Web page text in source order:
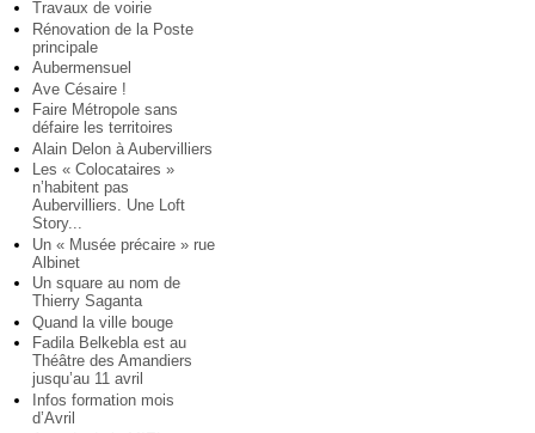
Travaux de voirie
Rénovation de la Poste
principale
Aubermensuel
Ave Césaire !
Faire Métropole sans
défaire les territoires
Alain Delon à Aubervilliers
Les « Colocataires »
n’habitent pas
Aubervilliers. Une Loft
Story...
Un « Musée précaire » rue
Albinet
Un square au nom de
Thierry Saganta
Quand la ville bouge
Fadila Belkebla est au
Théâtre des Amandiers
jusqu’au 11 avril
Infos formation mois
d’Avril